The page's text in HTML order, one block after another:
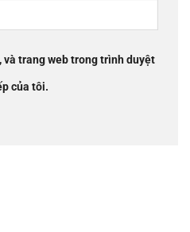
trang web trong trình duyệt
của tôi.